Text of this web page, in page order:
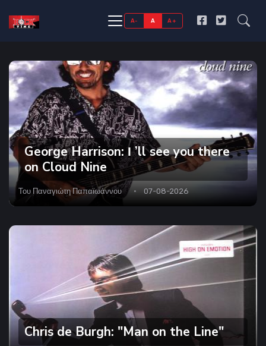
A- A A+
George Harrison: Ι ’ll see you there
on Cloud Nine
Του Παναγιώτη Παπαϊωάννου 07-08-2026
Chris de Burgh: "Man on the Line"